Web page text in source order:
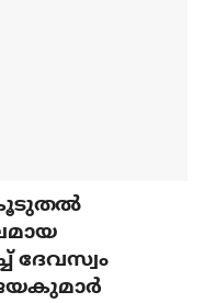
കൂടുതല്‍
ദേവസ്വം